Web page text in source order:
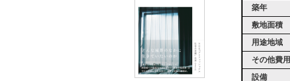
築年
敷地面積
用途地域
その他費用
設備